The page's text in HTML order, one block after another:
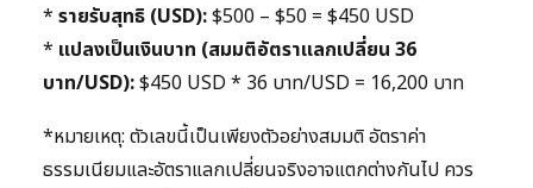
* รายรับสุทธิ (USD):$500 – $50 = $450 USD
* แปลงเป็นเงินบาท (สมมติอัตราแลกเปลี่ยน 36
บาท/USD):$450 USD * 36 บาท/USD = 16,200 บาท
*หมายเหตุ: ตัวเลขนี้เป็นเพียงตัวอย่างสมมติ อัตราค่า
ธรรมเนียมและอัตราแลกเปลี่ยนจริงอาจแตกต่างกันไป ควร